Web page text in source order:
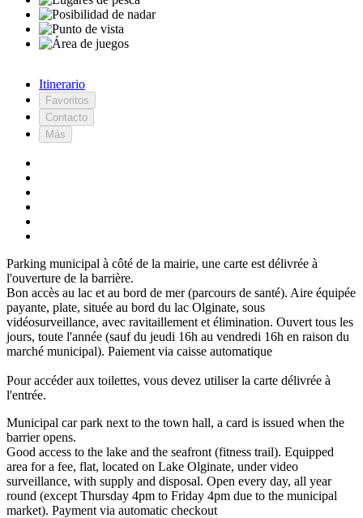
Itinerario
Favoritos
Contacto
Más
Parking municipal à côté de la mairie, une carte est délivrée à
l'ouverture de la barrière.
Bon accès au lac et au bord de mer (parcours de santé). Aire équipée
payante, plate, située au bord du lac Olginate, sous
vidéosurveillance, avec ravitaillement et élimination. Ouvert tous les
jours, toute l'année (sauf du jeudi 16h au vendredi 16h en raison du
marché municipal). Paiement via caisse automatique
Pour accéder aux toilettes, vous devez utiliser la carte délivrée à
l'entrée.
Municipal car park next to the town hall, a card is issued when the
barrier opens.
Good access to the lake and the seafront (fitness trail). Equipped
area for a fee, flat, located on Lake Olginate, under video
surveillance, with supply and disposal. Open every day, all year
round (except Thursday 4pm to Friday 4pm due to the municipal
market). Payment via automatic checkout